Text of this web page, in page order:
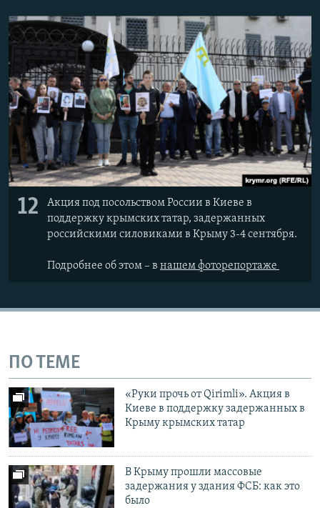
12
Акция под посольством России в Киеве в
поддержку крымских татар, задержанных
российскими силовиками в Крыму 3-4 сентября.
Подробнее об этом – в нашем фоторепортаже
ПО ТЕМЕ
«Руки прочь от Qirimli». Акция в
Киеве в поддержку задержанных в
Крыму крымских татар
В Крыму прошли массовые
задержания у здания ФСБ: как это
было